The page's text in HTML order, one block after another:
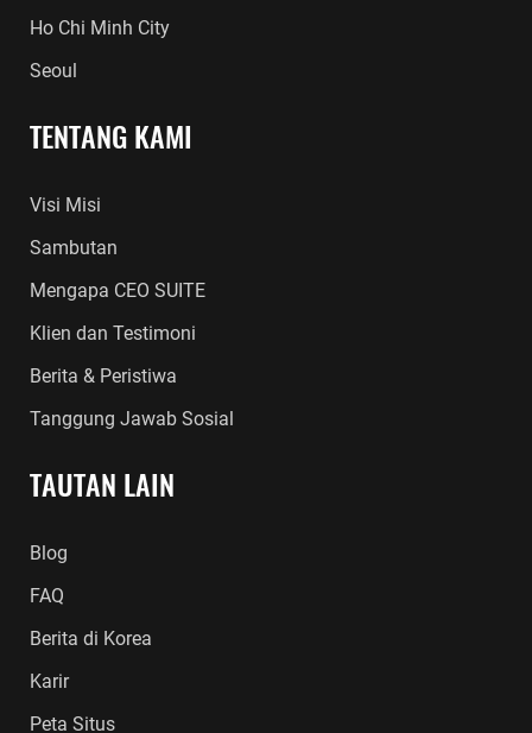
Ho Chi Minh City
Seoul
TENTANG KAMI
Visi Misi
Sambutan
Mengapa CEO SUITE
Klien dan Testimoni
Berita & Peristiwa
Tanggung Jawab Sosial
TAUTAN LAIN
Blog
FAQ
Berita di Korea
Karir
Peta Situs